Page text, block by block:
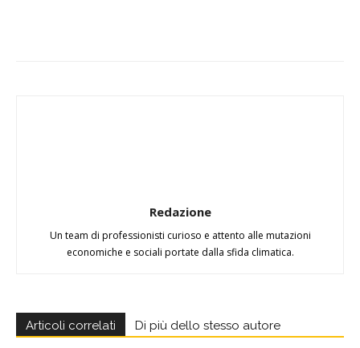
Redazione
Un team di professionisti curioso e attento alle mutazioni
economiche e sociali portate dalla sfida climatica.
Articoli correlati Di più dello stesso autore